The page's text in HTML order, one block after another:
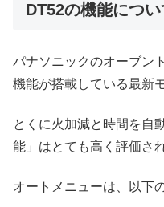
DT52の機能につい
パナソニックのオーブン
機能が搭載している最新
とくに火加減と時間を自
能」はとても高く評価さ
オートメニューは、以下